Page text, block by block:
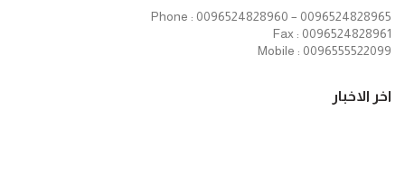
Phone : 0096524828960 – 0096524828965
Fax : 0096524828961
Mobile : 0096555522099
اخر الاخبار